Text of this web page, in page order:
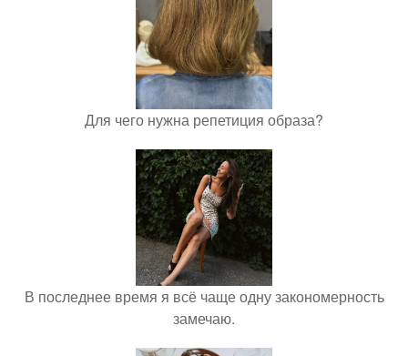
Для чего нужна репетиция образа?
В последнее время я всё чаще одну закономерность
замечаю.